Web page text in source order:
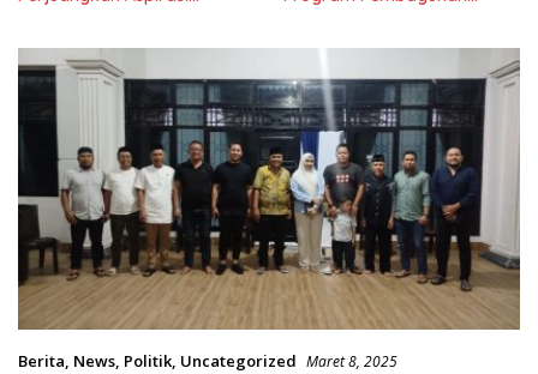
Berita, News, Politik, Uncategorized Maret 8, 2025